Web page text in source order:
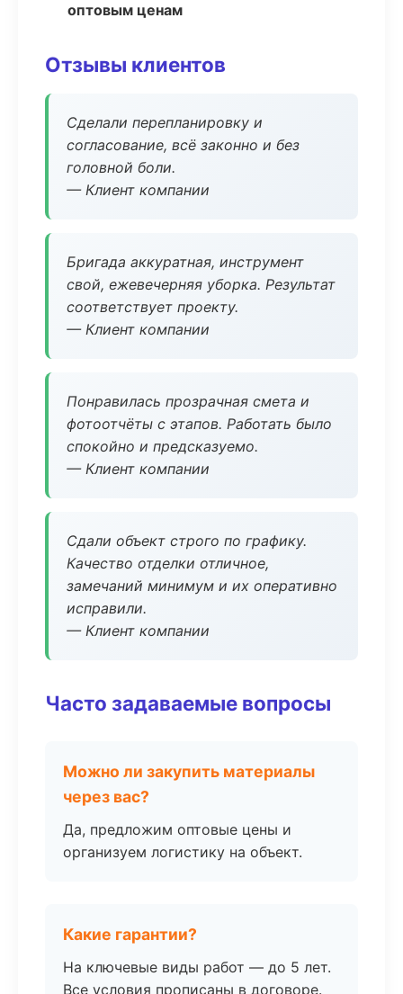
оптовым ценам
Отзывы клиентов
Сделали перепланировку и
согласование, всё законно и без
головной боли.
— Клиент компании
Бригада аккуратная, инструмент
свой, ежевечерняя уборка. Результат
соответствует проекту.
— Клиент компании
Понравилась прозрачная смета и
фотоотчёты с этапов. Работать было
спокойно и предсказуемо.
— Клиент компании
Сдали объект строго по графику.
Качество отделки отличное,
замечаний минимум и их оперативно
исправили.
— Клиент компании
Часто задаваемые вопросы
Можно ли закупить материалы
через вас?
Да, предложим оптовые цены и
организуем логистику на объект.
Какие гарантии?
На ключевые виды работ — до 5 лет.
Все условия прописаны в договоре.